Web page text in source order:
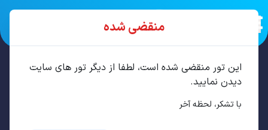
منقضی شده
این تور منقضی شده است، لطفا از دیگر تور های سایت
دیدن نمایید.
با تشکر، لحظه آخر